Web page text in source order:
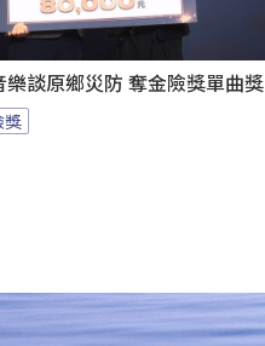
樂談原鄉災防 奪金險獎單曲獎
獎